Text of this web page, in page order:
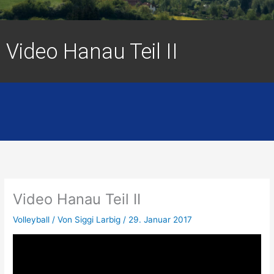
Video Hanau Teil II
Video Hanau Teil II
Volleyball / Von Siggi Larbig/ 29. Januar 2017